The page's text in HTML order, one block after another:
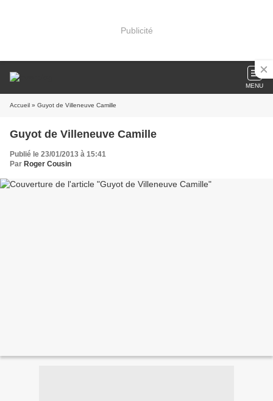
Publicité
MENU
Accueil » Guyot de Villeneuve Camille
Guyot de Villeneuve Camille
Publié le 23/01/2013 à 15:41
Par Roger Cousin